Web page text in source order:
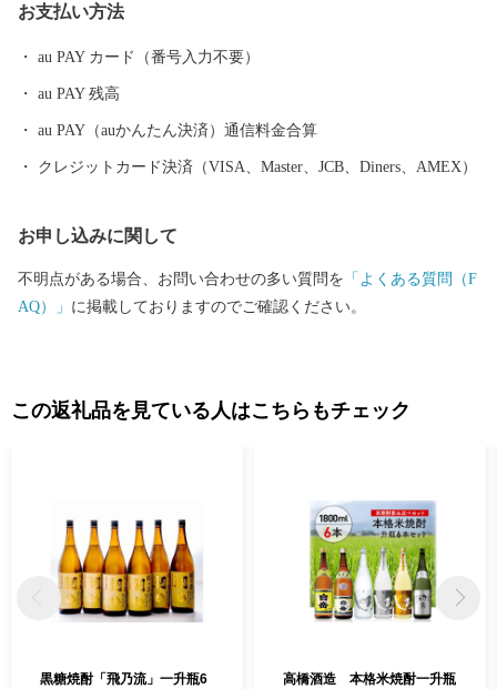
キビを中心とした農業で中でも、白ゴマの生産量は国内一のシェ
お支払い方法
au PAY カード（番号入力不要）
au PAY 残高
au PAY（auかんたん決済）通信料金合算
クレジットカード決済（VISA、Master、JCB、Diners、AMEX）
お申し込みに関して
不明点がある場合、お問い合わせの多い質問を 「よくある質問（F
AQ）」 に掲載しておりますのでご確認ください。
この返礼品を見ている人はこちらもチェック
黒糖焼酎「飛乃流」一升瓶6
高橋酒造 本格米焼酎一升瓶